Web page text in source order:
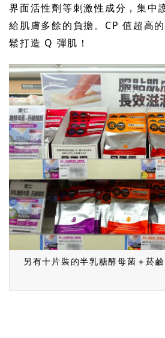
界面活性劑等刺激性成分，集中
給肌膚多餘的負擔。CP 值超高
鬆打造 Q 彈肌！
另有十片裝的半乳糖酵母菌＋菸